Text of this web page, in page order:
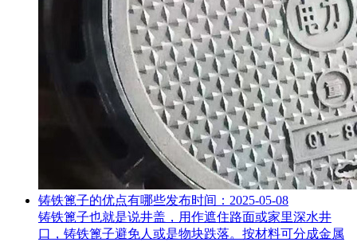
铸铁篦子的优点有哪些发布时间：2025-05-08
铸铁篦子也就是说井盖，用作遮住路面或家里深水井
口，铸铁篦子避免人或是物块跌落。按材料可分成金属